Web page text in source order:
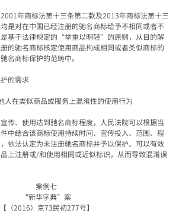
2001年商标法第十三条第二款及2013年商标法第十三
是对在中国已经注册的驰名商标给予不相同或者不
基于法律规定的 “举重以明轻” 的原则，从目的解
的驰名商标核定使用商品构成相同或者类似商标的
名商标保护的范畴中。
的需求
人在类似商品或服务上混淆性的使用行为
传、使用达到驰名商标程度，人民法院可以根据当
中结合该商标使用持续时间、宣传投入、范围、程
依法认定为未注册驰名商标并予以保护。可以有效
上注册或/和使用相同或近似标识，从而导致混淆误
案例七
“新华字典” 案
【（2016）京73民初277号】